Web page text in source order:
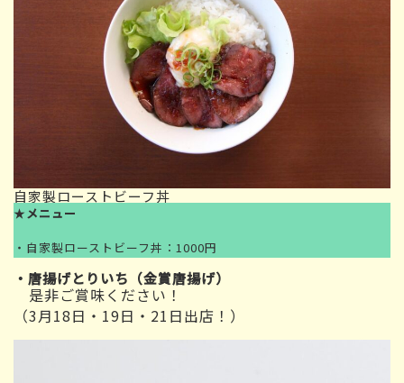
自家製ローストビーフ丼
★ メニュー
・自家製ローストビーフ丼：1000円
・唐揚げとりいち（金賞唐揚げ）
是非ご賞味ください！
（3月18日・19日・21日出店！）